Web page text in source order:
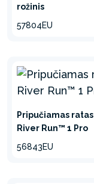
rožinis
57804EU
Pripučiamas ratas
River Run™ 1 Pro
56843EU